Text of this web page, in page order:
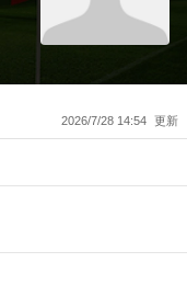
2026/7/28 14:54